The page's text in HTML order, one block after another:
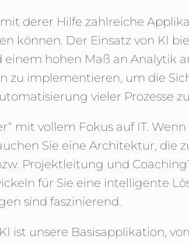
derer Hilfe zahlreiche
können. Der Einsatz von KI
hohen Maß an Analytik
zu implementieren, um die
vieler Prozesse
mit vollem Fokus auf IT.
Sie eine Architektur, die
Projektleitung und
für Sie eine intelligente
sind faszinierend.
ist unsere Basisapplikation,